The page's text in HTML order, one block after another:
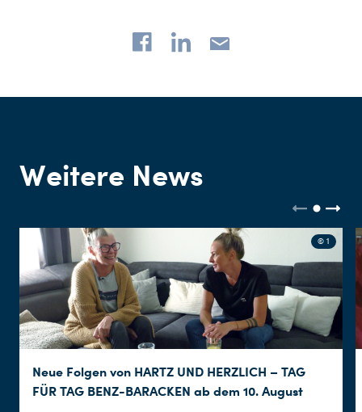
Weitere News
© 1
Neue Folgen von HARTZ UND HERZLICH – TAG
FÜR TAG BENZ-BARACKEN ab dem 10. August